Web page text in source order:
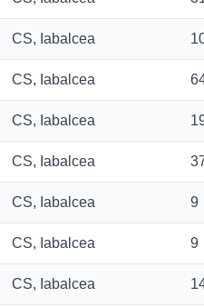
CS, Iabalcea
CS, Iabalcea
CS, Iabalcea
CS, Iabalcea
CS, Iabalcea 9
CS, Iabalcea 9
CS, Iabalcea